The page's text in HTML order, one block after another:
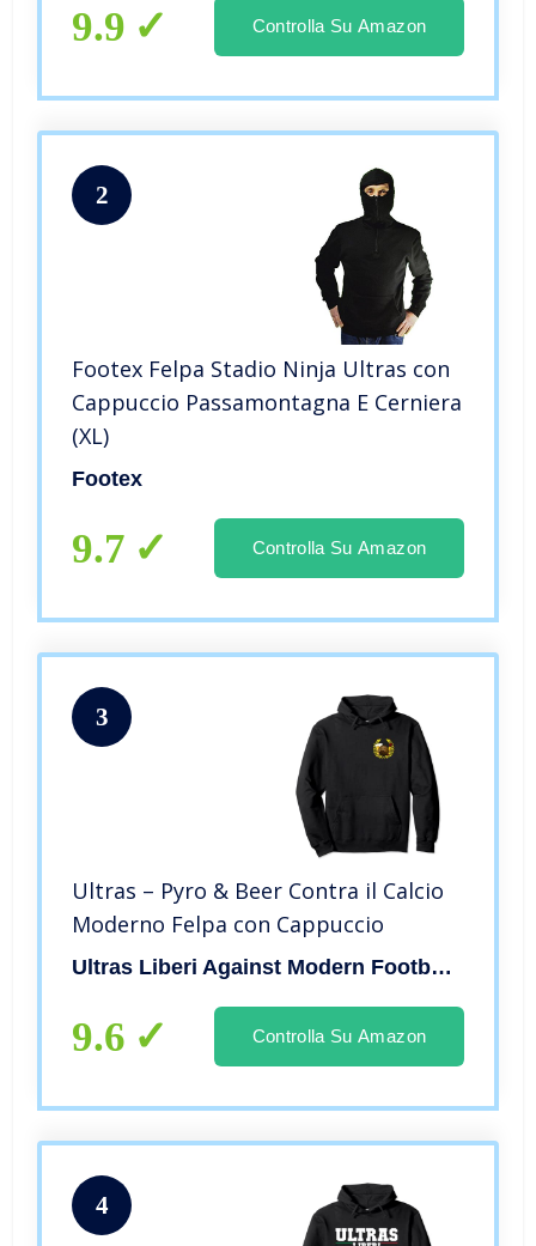
9.9 Controlla Su Amazon
2
Footex Felpa Stadio Ninja Ultras con
Cappuccio Passamontagna E Cerniera
(XL)
Footex
9.7 Controlla Su Amazon
3
Ultras – Pyro & Beer Contra il Calcio
Moderno Felpa con Cappuccio
Ultras Liberi Against Modern Football Apparel
9.6 Controlla Su Amazon
4